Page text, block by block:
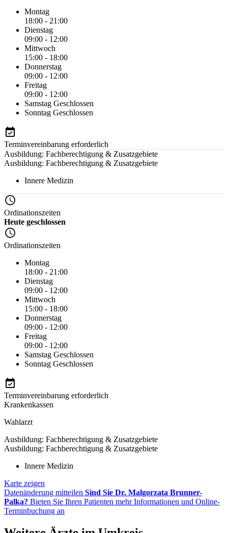
Montag
18:00 - 21:00
Dienstag
09:00 - 12:00
Mittwoch
15:00 - 18:00
Donnerstag
09:00 - 12:00
Freitag
09:00 - 12:00
Samstag Geschlossen
Sonntag Geschlossen
Terminvereinbarung erforderlich
Ausbildung: Fachberechtigung & Zusatzgebiete
Ausbildung: Fachberechtigung & Zusatzgebiete
Innere Medizin
Ordinationszeiten
Heute geschlossen
Ordinationszeiten
Montag
18:00 - 21:00
Dienstag
09:00 - 12:00
Mittwoch
15:00 - 18:00
Donnerstag
09:00 - 12:00
Freitag
09:00 - 12:00
Samstag Geschlossen
Sonntag Geschlossen
Terminvereinbarung erforderlich
Krankenkassen
Wahlarzt
Ausbildung: Fachberechtigung & Zusatzgebiete
Ausbildung: Fachberechtigung & Zusatzgebiete
Innere Medizin
Karte zeigen
Datenänderung mitteilen Sind Sie Dr. Malgorzata Brunner-
Palka? Bieten Sie Ihren Patienten mehr Informationen und Online-
Terminbuchung an